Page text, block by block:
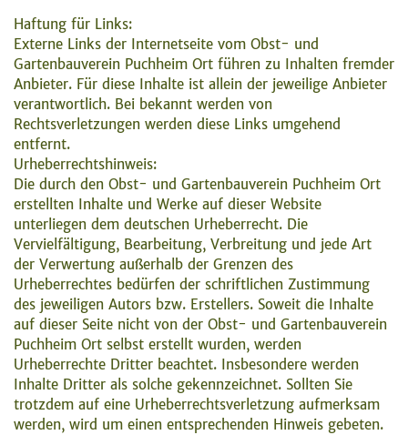
Haftung für Links:
Externe Links der Internetseite vom Obst- und
Gartenbauverein Puchheim Ort führen zu Inhalten fremder
Anbieter. Für diese Inhalte ist allein der jeweilige Anbieter
verantwortlich. Bei bekannt werden von
Rechtsverletzungen werden diese Links umgehend
entfernt.
Urheberrechtshinweis:
Die durch den Obst- und Gartenbauverein Puchheim Ort
erstellten Inhalte und Werke auf dieser Website
unterliegen dem deutschen Urheberrecht. Die
Vervielfältigung, Bearbeitung, Verbreitung und jede Art
der Verwertung außerhalb der Grenzen des
Urheberrechtes bedürfen der schriftlichen Zustimmung
des jeweiligen Autors bzw. Erstellers. Soweit die Inhalte
auf dieser Seite nicht von der Obst- und Gartenbauverein
Puchheim Ort selbst erstellt wurden, werden
Urheberrechte Dritter beachtet. Insbesondere werden
Inhalte Dritter als solche gekennzeichnet. Sollten Sie
trotzdem auf eine Urheberrechtsverletzung aufmerksam
werden, wird um einen entsprechenden Hinweis gebeten.